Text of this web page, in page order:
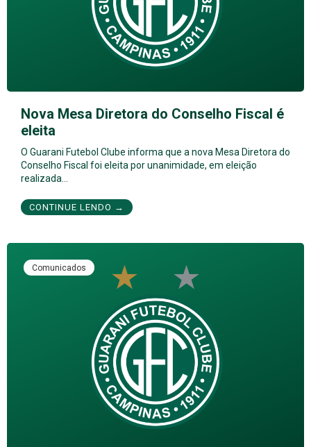
Nova Mesa Diretora do Conselho Fiscal é
eleita
O Guarani Futebol Clube informa que a nova Mesa Diretora do
Conselho Fiscal foi eleita por unanimidade, em eleição
realizada…
CONTINUE LENDO →
Comunicados